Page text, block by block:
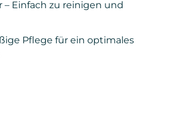
– Einfach zu reinigen und
Pflege für ein optimales